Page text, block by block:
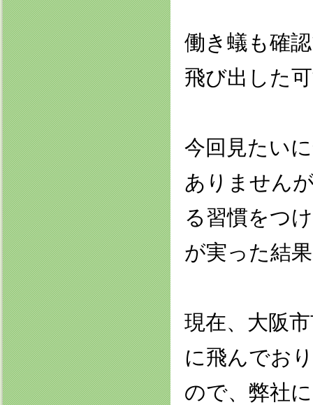
働き蟻も確
飛び出した
今回見たい
ありません
る習慣をつ
が実った結
現在、大阪
に飛んでお
ので、弊社